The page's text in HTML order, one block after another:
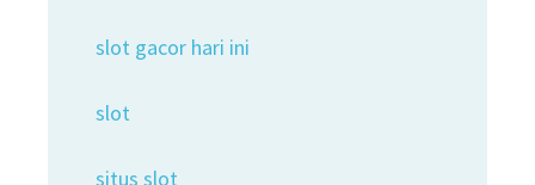
slot gacor hari ini
slot
situs slot